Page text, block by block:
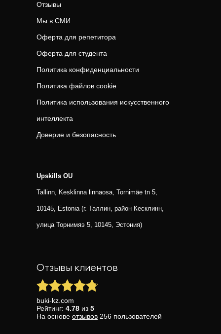
Отзывы
Мы в СМИ
Оферта для репетитора
Оферта для студента
Политика конфиденциальности
Политика файлов cookie
Политика использования искусственного
интеллекта
Доверие и безопасность
Upskills OU
Tallinn, Kesklinna linnaosa, Tornimäe tn 5,
10145, Estonia (г. Таллин, район Кесклинн,
улица Торнимяэ 5, 10145, Эстония)
Отзывы клиентов
buki-kz.com
Рейтинг: 4.78 из 5
На основе отзывов 256 пользователей